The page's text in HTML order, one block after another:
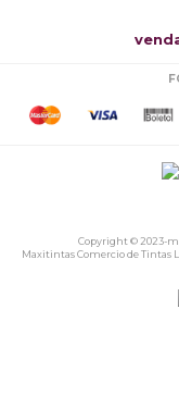
Copyright © 2023-
Maxitintas Comercio de Tintas